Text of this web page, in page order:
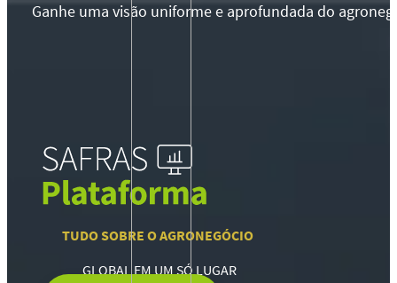
Ganhe uma visão uniforme e aprofundada do
TUDO SOBRE O AGRONEGÓCIO
GLOBAL EM UM SÓ LUGAR